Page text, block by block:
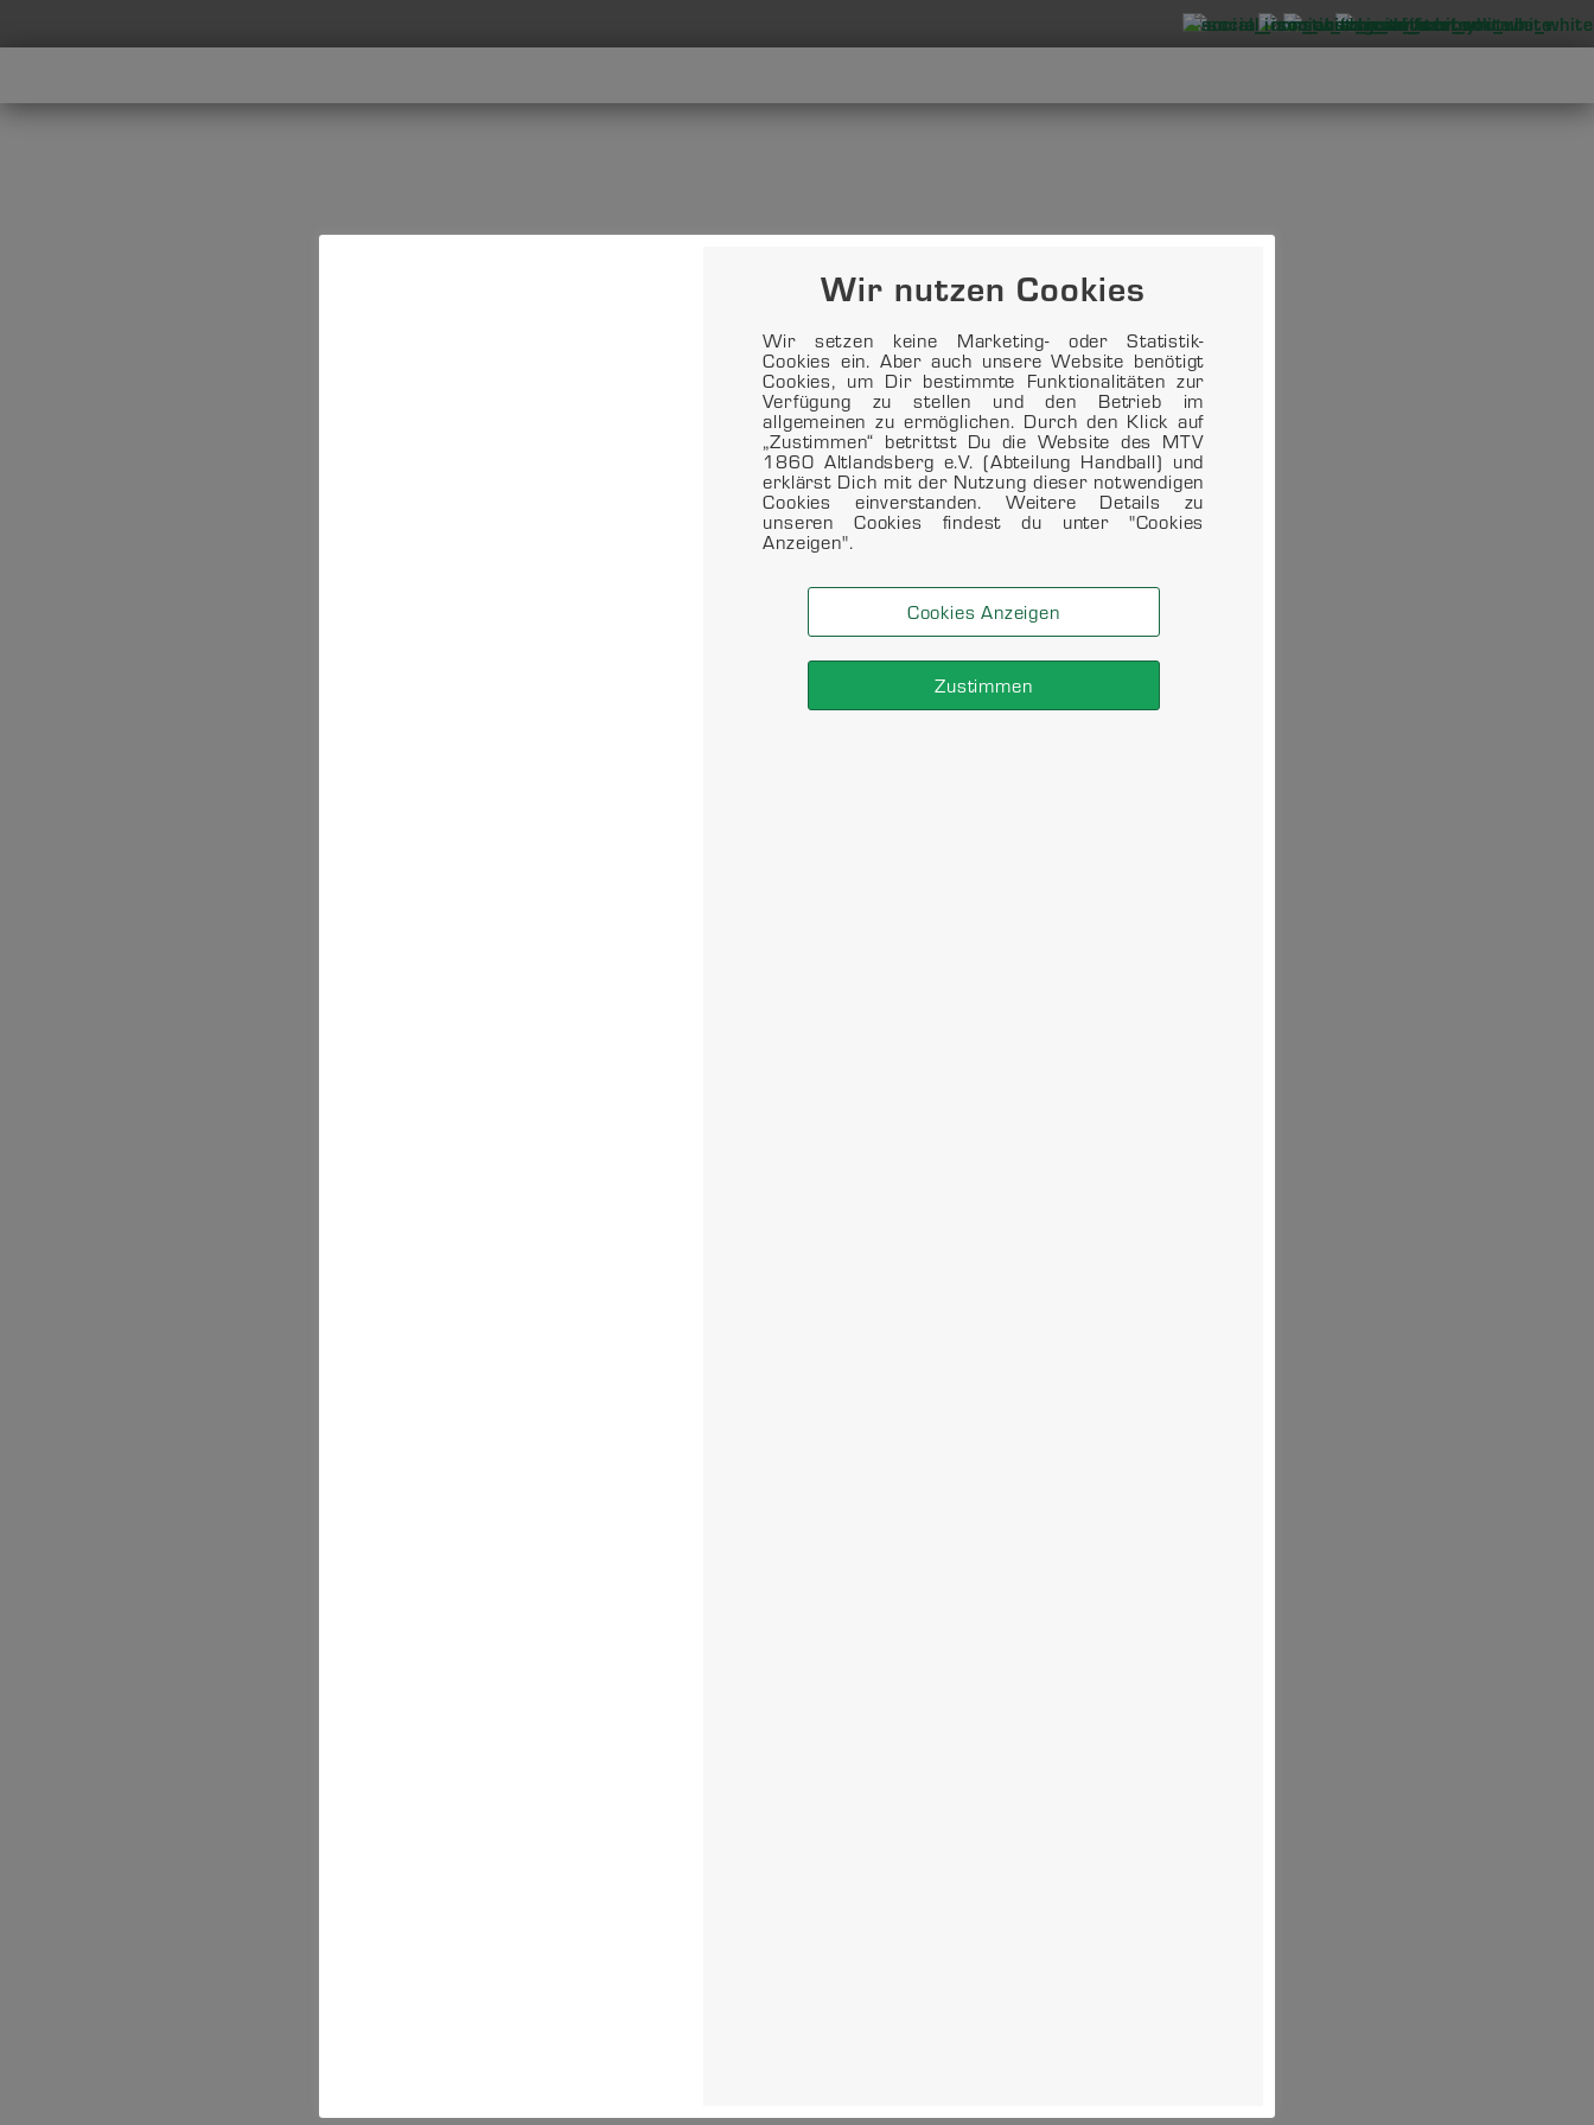
Wir nutzen Cookies
Wir setzen keine Marketing- oder Statistik-
Cookies ein. Aber auch unsere Website benötigt
Cookies, um Dir bestimmte Funktionalitäten zur
Verfügung zu stellen und den Betrieb im
allgemeinen zu ermöglichen. Durch den Klick auf
„Zustimmen“ betrittst Du die Website des MTV
1860 Altlandsberg e.V. (Abteilung Handball) und
erklärst Dich mit der Nutzung dieser notwendigen
Cookies einverstanden. Weitere Details zu
unseren Cookies findest du unter "Cookies
Anzeigen".
Cookies Anzeigen
Zustimmen